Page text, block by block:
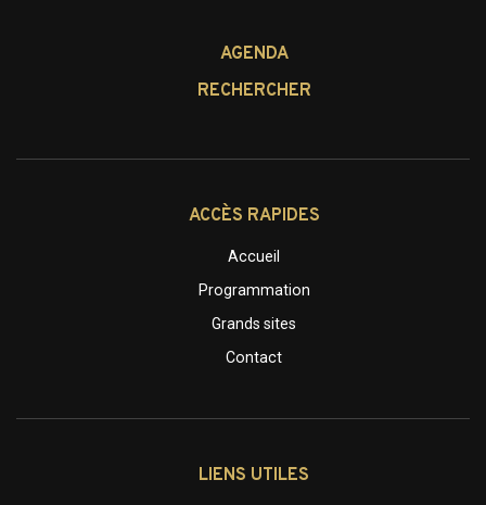
AGENDA
RECHERCHER
ACCÈS RAPIDES
Accueil
Programmation
Grands sites
Contact
LIENS UTILES